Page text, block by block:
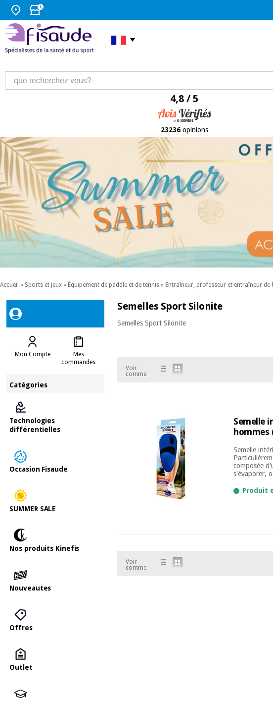
4,8 / 5
23236opinions
Accueil » Sports et jeux » Équipement de paddle et de tennis » Entraîneur, professeur et entraîneur de
Mon Compte
Mes
commandes
Catégories
Technologies
différentielles
Occasion Fisaude
SUMMER SALE
Nos produits Kinefis
Nouveautes
Offres
Outlet
Semelles Sport Silonite
Semelles Sport Silonite
Voir
comme
Semelle
hommes
Semelle
composée
s'évaporer,
Produit
Voir
comme